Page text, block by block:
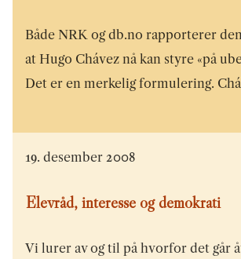
Både NRK og db.no rapporterer
at Hugo Chávez nå kan styre «på
Det er en merkelig formulering.
19. desember 2008
Elevråd, interesse og demokrati
Vi lurer av og til på hvorfor det går